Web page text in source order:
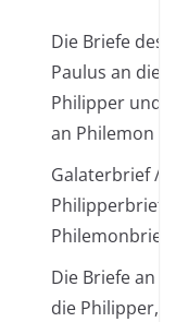
Die Briefe des
Paulus an die
Philipper und
an Philemon
Galaterbrief /
Philipperbrief /
Philemonbrief
Die Briefe an
die Philipper,